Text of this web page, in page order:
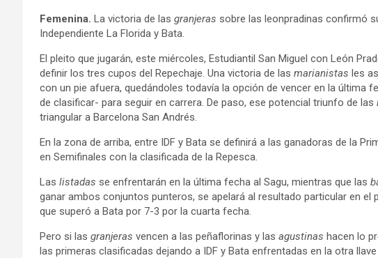
Femenina. La victoria de las granjeras sobre las leonpradinas confirmó
Independiente La Florida y Bata.
El pleito que jugarán, este miércoles, Estudiantil San Miguel con León
definir los tres cupos del Repechaje. Una victoria de las marianistas les
con un pie afuera, quedándoles todavía la opción de vencer en la última
de clasificar- para seguir en carrera. De paso, ese potencial triunfo de las
triangular a Barcelona San Andrés.
En la zona de arriba, entre IDF y Bata se definirá a las ganadoras de la
en Semifinales con la clasificada de la Repesca.
Las listadas se enfrentarán en la última fecha al Sagu, mientras que las
ganar ambos conjuntos punteros, se apelará al resultado particular en el
que superó a Bata por 7-3 por la cuarta fecha.
Pero si las granjeras vencen a las peñaflorinas y las agustinas hacen lo
las primeras clasificadas dejando a IDF y Bata enfrentadas en la otra